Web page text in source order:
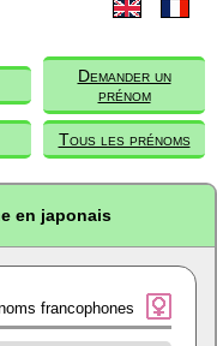
Demander un
prénom
Tous les prénoms
en japonais
francophones